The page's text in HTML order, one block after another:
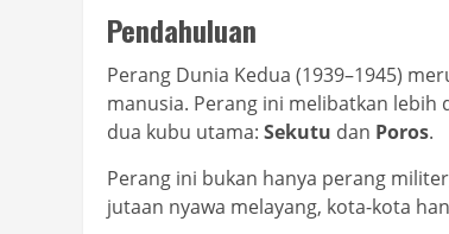
Pendahuluan
Perang Dunia Kedua (1939–1945)
manusia. Perang ini melibatkan
dua kubu utama: Sekutu dan Poros.
Perang ini bukan hanya perang
jutaan nyawa melayang, kota-kota